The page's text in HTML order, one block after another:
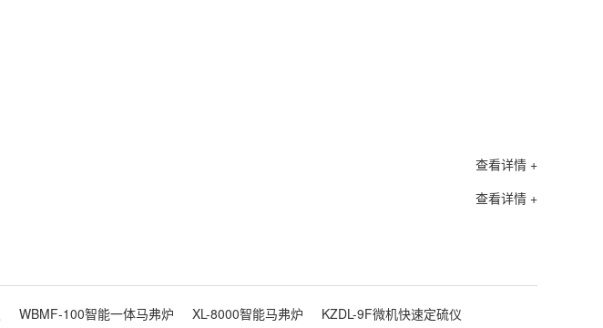
查看详情 +
查看详情 +
WBMF-100智能一体马弗炉 XL-8000智能马弗炉
KZDL-9F微机快速定硫仪